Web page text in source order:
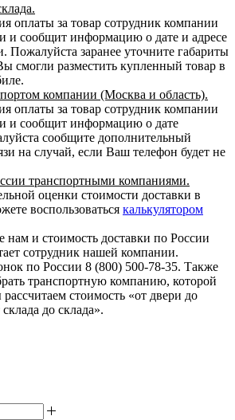
оплаты за товар сотрудник компании
и сообщит информацию о дате и адресе
Пожалуйста заранее уточните габариты
смогли разместить купленный товар в
компании (Москва и область).
оплаты за товар сотрудник компании
и сообщит информацию о дате
сообщите дополнительный
на случай, если Ваш телефон будет не
транспортными компаниями.
оценки стоимости доставки в
воспользоваться калькулятором
нам и стоимость доставки по России
сотрудник нашей компании.
по России 8 (800) 500-78-35. Также
транспортную компанию, которой
рассчитаем стоимость «от двери до
до склада».